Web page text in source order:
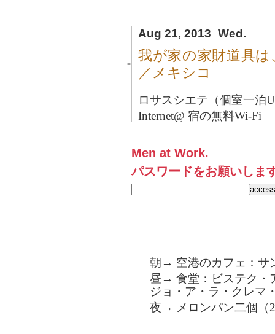
Aug 21, 2013_Wed.
■
我が家の家財道具
／メキシコ
ロサスシエテ（個室一泊
Internet@ 宿の無料Wi-Fi
Men at Work.
パスワードをお願いしま
朝→ 空港のカフェ：サ
昼→ 食堂：ビステク・
ジョ・ア・ラ・クレマ
夜→ メロンパン二個（